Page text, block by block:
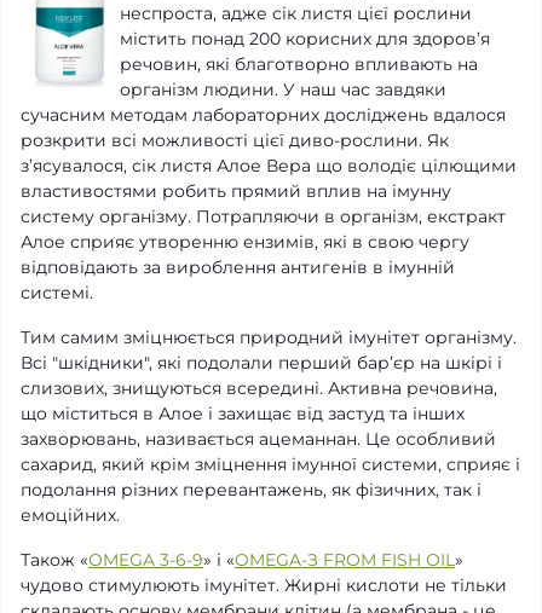
неспроста, адже сік листя цієї рослини
містить понад 200 корисних для здоров’я
речовин, які благотворно впливають на
організм людини. У наш час завдяки
сучасним методам лабораторних досліджень вдалося
розкрити всі можливості цієї диво-рослини. Як
з’ясувалося, сік листя Алое Вера що володіє цілющими
властивостями робить прямий вплив на імунну
систему організму. Потрапляючи в організм, екстракт
Алое сприяє утворенню ензимів, які в свою чергу
відповідають за вироблення антигенів в імунній
системі.
Тим самим зміцнюється природний імунітет організму.
Всі "шкідники", які подолали перший бар’єр на шкірі і
слизових, знищуються всередині. Активна речовина,
що міститься в Алое і захищає від застуд та інших
захворювань, називається ацеманнан. Це особливий
сахарид, який крім зміцнення імунної системи, сприяє і
подолання різних перевантажень, як фізичних, так і
емоційних.
Також «OMEGA 3-6-9» і «OMEGA-З FROM FISH OIL»
чудово стимулюють імунітет. Жирні кислоти не тільки